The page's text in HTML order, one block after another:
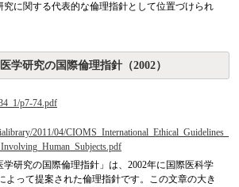
に関する代表的な倫理指針として位置づけられ
学研究の国際倫理指針（2002）
p7-74.pdf
2011/04/CIOMS_International_Ethical_Guidelines_
学研究の国際倫理指針」は、2002年に国際医科学
よって提案された倫理指針です。この文章の大き